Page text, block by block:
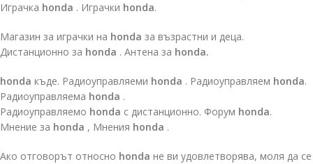
Играчка honda . Играчки honda.
Магазин за играчки на honda за възрастни и деца.
Дистанционно за honda . Антена за honda.
honda къде. Радиоуправляеми honda . Радиоуправляем honda.
Радиоуправляема honda .
Радиоуправляемо honda с дистанционно. Форум honda.
Мнение за honda , Мнения honda .
Ако отговорът относно honda не ви удовлетворява, моля да се